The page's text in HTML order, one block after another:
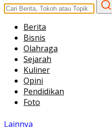
Berita
Bisnis
Olahraga
Sejarah
Kuliner
Opini
Pendidikan
Foto
Lainnya